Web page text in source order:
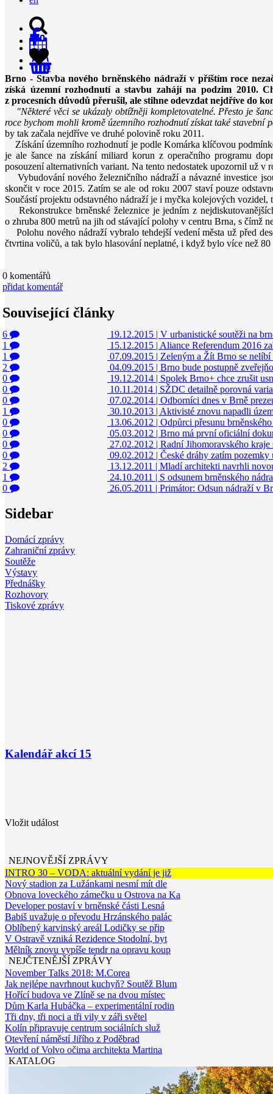
0
Brno - Stavba nového brněnského nádraží v příštím roce
získá územní rozhodnutí a stavbu zahájí na podzim 2010.
z procesních důvodů přerušil, ale stihne odevzdat nejdříve do
"Některé věci se ukázaly obtížněji kompletovatelné. Přesto je
roce bychom mohli kromě územního rozhodnutí získat také
by tak začala nejdříve ve druhé polovině roku 2011.
Získání územního rozhodnutí je podle Komárka klíčovou
je ale šance na získání miliard korun z operačního programu
posouzení alternativních variant. Na tento nedostatek upozornil už v
Vybudování nového železničního nádraží a návazné investice
skončit v roce 2015. Zatím se ale od roku 2007 staví pouze
Součástí projektu odstavného nádraží je i myčka kolejových vozidel,
Rekonstrukce brněnské železnice je jedním z
o zhruba 800 metrů na jih od stávající polohy v centru Brna, s čímž
Polohu nového nádraží vybralo tehdejší vedení města už před
čtvrtina voličů, a tak bylo hlasování neplatné, i když bylo více než
0 komentářů
přidat komentář
Související články
6 19.12.2015 | V urbanistické soutěži na
1
15.12.2015 | Aliance Referendum 2016
1
07.09.2015 | Zeleným a Žít Brno se
2
04.09.2015 | Brno bude postupně
0
19.12.2014 | Spolek Brno+ chce zrušit
0
10.11.2014 | SŽDC detailně porovná
0
07.02.2014 | Odborníci dnes v Brně
1
30.10.2013 | Aktivisté znovu napadli
0
13.06.2012 | Odpůrci přesunu
0
05.03.2012 | Brno má první oficiální
0
27.02.2012 | Radní Jihomoravského
0
09.02.2012 | České dráhy zatím
2
13.12.2011 | Mladí architekti navrhli
1
24.10.2011 | S odsunem brněnského
0
26.05.2011 | Primátor: Odsun nádraží v
Sidebar
Domácí zprávy
Zahraniční zprávy
Soutěže
Výstavy
Přednášky
Rozhovory
Tiskové zprávy
Kalendář akcí 15
Vložit událost
NEJNOVĚJŠÍ ZPRÁVY
INTRO 30 – VODA: aktuální vydání je již
Nový stadion za Lužánkami nesmí mít dle
Obnova loveckého zámečku u Ostrova na Ka
Developer postaví v brněnské části Lesná
Babiš uvažuje o převodu Hrzánského palác
Oblíbený karvinský areál Lodičky se přip
V Ostravě vzniká Rezidence Stodolní, byt
Mělník znovu vypíše tendr na opravu koup
NEJČTENĚJŠÍ ZPRÁVY
November Talks 2018: M.Corea
Jak nejlépe navrhnout kuchyň? Soutěž Blum
Hořící budova ve Zlíně se na dvou místec
Dům Karla Hubáčka – experimentální rodin
Tři dny, tři noci a tři vily v záři světel
Kolín připravuje centrum sociálních služ
Otevření náměstí Jiřího z Poděbrad
World of Volvo očima architekta Martina
KATALOG